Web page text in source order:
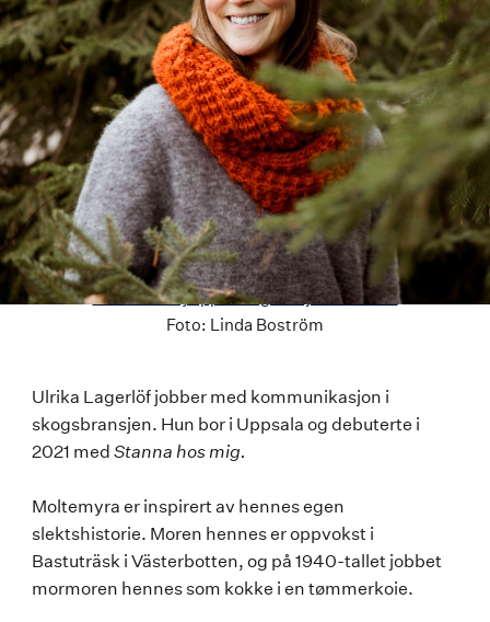
Last ned høyoppløselig versjon av bildet
Foto: Linda Boström
Ulrika
Lagerlöf
Ulrika Lagerlöf jobber med kommunikasjon i
skogsbransjen. Hun bor i Uppsala og debuterte i
2021 med Stanna hos mig.
Moltemyra er inspirert av hennes egen
slektshistorie. Moren hennes er oppvokst i
Bastuträsk i Västerbotten, og på 1940-tallet jobbet
mormoren hennes som kokke i en tømmerkoie.